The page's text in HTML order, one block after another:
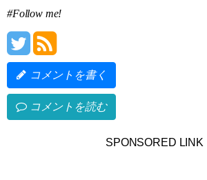
#Follow me!
コメントを書く
コメントを読む
SPONSORED LINK